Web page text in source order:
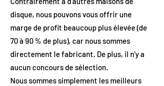
disque, nous pouvons vous offrir une
marge de profit beaucoup plus élevée (de
70 à 90 % de plus), car nous sommes
directement le fabricant. De plus, il n'y a
aucun concours de sélection.
Nous sommes simplement les meilleurs